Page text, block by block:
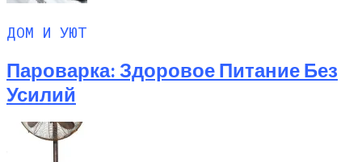
ДОМ И УЮТ
Пароварка: Здоровое Питание Без
Усилий